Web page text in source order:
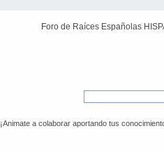
Foro de Raíces Españolas
¡Animate a colaborar aportando tus